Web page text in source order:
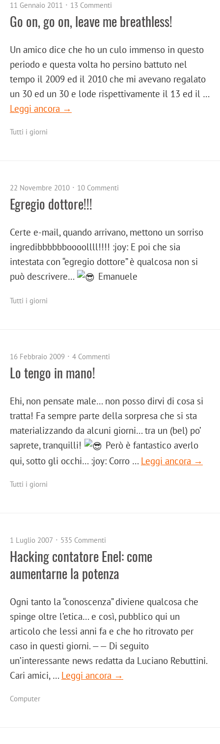
11 Gennaio 2011 13 Commenti
Go on, go on, leave me breathless!
Un amico dice che ho un culo immenso in questo
periodo e questa volta ho persino battuto nel
tempo il 2009 ed il 2010 che mi avevano regalato
un 30 ed un 30 e lode rispettivamente il 13 ed il …
Leggi ancora →
Tutti i giorni
22 Novembre 2010 10 Commenti
Egregio dottore!!!
Certe e-mail, quando arrivano, mettono un sorriso
ingredibbbbbboooollll!!!! :joy: E poi che sia
intestata con “egregio dottore” è qualcosa non si
può descrivere…
Emanuele
Tutti i giorni
16 Febbraio 2009 4 Commenti
Lo tengo in mano!
Ehi, non pensate male… non posso dirvi di cosa si
tratta! Fa sempre parte della sorpresa che si sta
materializzando da alcuni giorni… tra un (bel) po’
saprete, tranquilli!
Però è fantastico averlo
qui, sotto gli occhi… :joy: Corro … Leggi ancora →
Tutti i giorni
1 Luglio 2007 535 Commenti
Hacking contatore Enel: come
aumentarne la potenza
Ogni tanto la “conoscenza” diviene qualcosa che
spinge oltre l’etica… e così, pubblico qui un
articolo che lessi anni fa e che ho ritrovato per
caso in questi giorni. —— Di seguito
un’interessante news redatta da Luciano Rebuttini.
Cari amici, … Leggi ancora →
Computer